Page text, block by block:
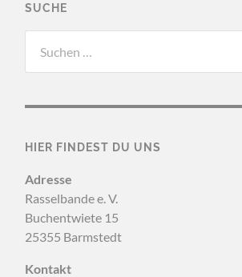
SUCHE
nach:
HIER FINDEST DU UNS
Adresse
Rasselbande e. V.
Buchentwiete 15
25355 Barmstedt
Kontakt